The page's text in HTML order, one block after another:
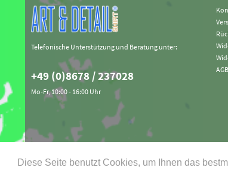
Diese Seite benutzt Cookies, um Ihnen das
Telefonische Unterstützung und Beratung unter:
+49 (0)8678 / 237028
Mo-Fr, 10:00 - 16:00 Uhr
AGB